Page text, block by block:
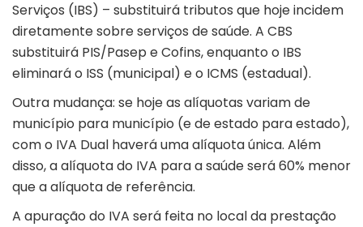
Serviços (IBS) – substituirá tributos que hoje incidem
diretamente sobre serviços de saúde. A CBS
substituirá PIS/Pasep e Cofins, enquanto o IBS
eliminará o ISS (municipal) e o ICMS (estadual).
Outra mudança: se hoje as alíquotas variam de
município para município (e de estado para estado),
com o IVA Dual haverá uma alíquota única. Além
disso, a alíquota do IVA para a saúde será 60% menor
que a alíquota de referência.
A apuração do IVA será feita no local da prestação